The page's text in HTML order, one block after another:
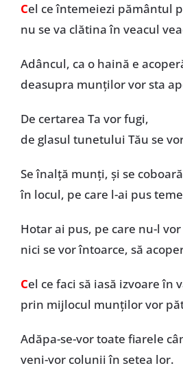
Cel ce întemeiezi pământul
nu se va clătina în veacul
Adâncul, ca o haină e
deasupra munților vor sta
De certarea Ta vor fugi,
de glasul tunetului Tău se
Se înalță munți, și se
în locul, pe care l-ai pus
Hotar ai pus, pe care nu-l
nici se vor întoarce, să
Cel ce faci să iasă izvoare în
prin mijlocul munților vor
Adăpa-se-vor toate fiarele
veni-vor colunii în setea lor.